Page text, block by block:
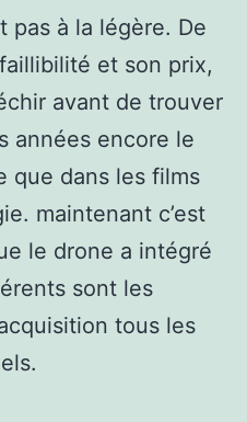
pas à la légère. De
et son prix,
avant de trouver
années encore le
que dans les films
maintenant c’est
le drone a intégré
sont les
tous les